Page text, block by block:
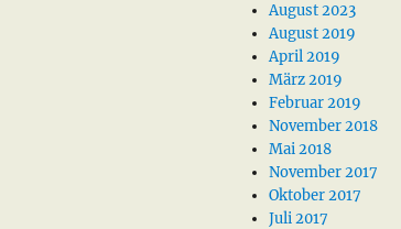
August 2023
August 2019
April 2019
März 2019
Februar 2019
November 2018
Mai 2018
November 2017
Oktober 2017
Juli 2017